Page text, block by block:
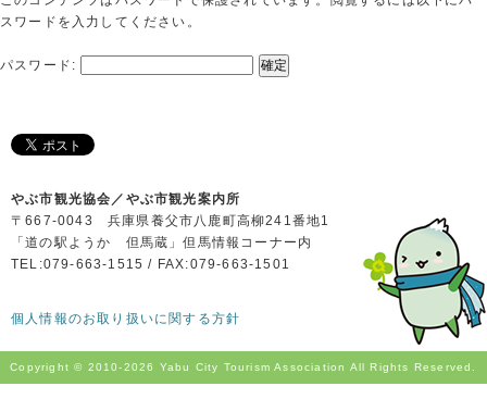
スワードを入力してください。
パスワード:
やぶ市観光協会／やぶ市観光案内所
〒667-0043 兵庫県養父市八鹿町高柳241番地1
「道の駅ようか 但馬蔵」但馬情報コーナー内
TEL:079-663-1515 / FAX:079-663-1501
個人情報のお取り扱いに関する方針
Copyright © 2010-2026 Yabu City Tourism Association All Rights Reserved.